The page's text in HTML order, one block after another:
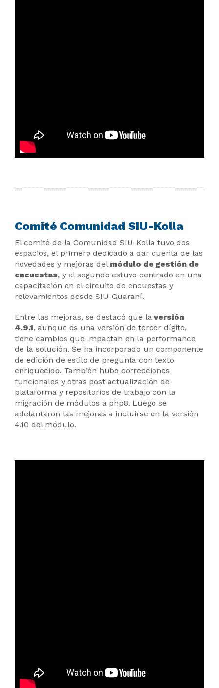
Comité Comunidad SIU-Kolla
El comité de la Comunidad SIU-Kolla tuvo dos
espacios, el primero dedicado a dar cuenta de las
novedades y mejoras del módulo de gestión de
encuestas, y el segundo estuvo centrado en una
capacitación en el circuito de encuestas y
relevamientos desde SIU-Guaraní.
Entre las mejoras, se destacó que la versión
4.9.1, aunque es una versión de tercer dígito,
tiene cambios que impactan en la performance
de la solución. Se ha incorporado un componente
de edición de estilo de pregunta con texto
enriquecido. También hubo correcciones
funcionales y otras post actualización de
plataforma y repositorios de trabajo con la
migración de módulos a php8. Luego se
adelantaron las mejoras a incluirse en la versión
4.10 del módulo.